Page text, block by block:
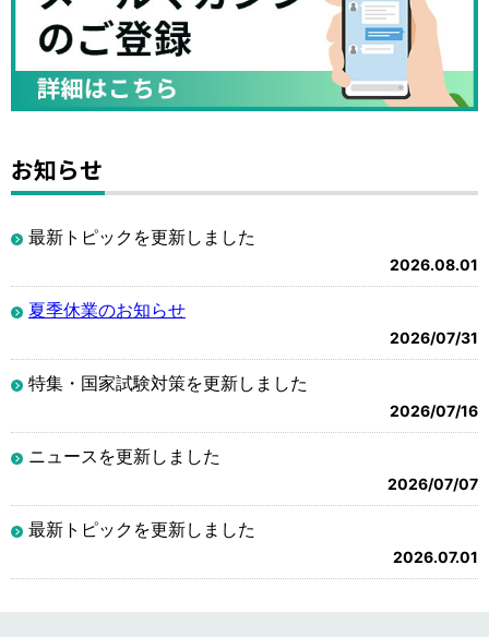
お知らせ
最新トピックを更新しました
2026.08.01
夏季休業のお知らせ
2026/07/31
特集・国家試験対策を更新しました
2026/07/16
ニュースを更新しました
2026/07/07
最新トピックを更新しました
2026.07.01